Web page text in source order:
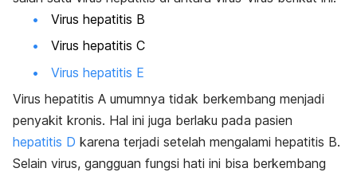
Virus hepatitis B
Virus hepatitis C
Virus hepatitis E
Virus hepatitis A umumnya tidak berkembang menjadi
penyakit kronis. Hal ini juga berlaku pada pasien
hepatitis D karena terjadi setelah mengalami hepatitis B.
Selain virus, gangguan fungsi hati ini bisa berkembang